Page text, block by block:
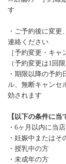
す
・ご予約後に変
連絡ください
［予約変更・キ
（予約変更は1回限
・期限以降の予
ル、無断キャンセ
効されます
【以下の条件に当
・6ヶ月以内に当
・妊娠中またはそ
・授乳中の方
・未成年の方